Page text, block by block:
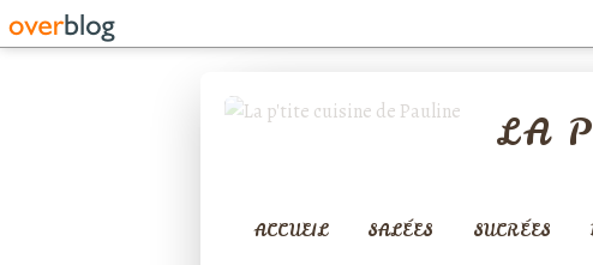
LA
ACCUEIL SALÉES SUCRÉES